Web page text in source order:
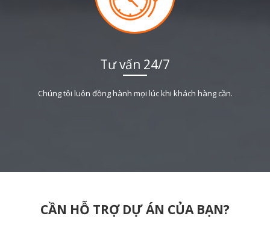
Tư vấn 24/7
Chúng tôi luôn đồng hành mọi lúc khi khách hàng cần.
CẦN HỖ TRỢ DỰ ÁN CỦA BẠN?